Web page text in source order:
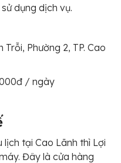
dụng dịch vụ.
Phường 2, TP. Cao
/ ngày
tại Cao Lãnh thì Lợi
Đây là cửa hàng